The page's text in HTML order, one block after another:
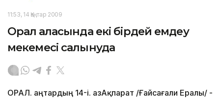
11:53, 14 Қаңтар 2009
Орал қаласында екі бірдей емдеу
мекемесі салынуда
ОРАЛ. Қаңтардың 14-і. ҚазАқпарат /Ғайсағали Ералы/ -